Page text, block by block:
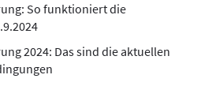
So funktioniert die
2024: Das sind die aktuellen